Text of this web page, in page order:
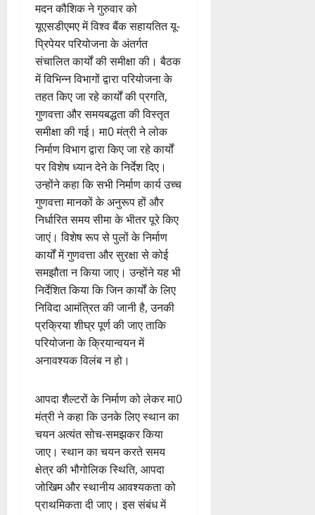
मदन कौशिक ने गुरुवार को
यूएसडीएमए में विश्व बैंक सहायतित यू-
प्रिपेयर परियोजना के अंतर्गत
संचालित कार्यों की समीक्षा की। बैठक
में विभिन्न विभागों द्वारा परियोजना के
तहत किए जा रहे कार्यों की प्रगति,
गुणवत्ता और समयबद्धता की विस्तृत
समीक्षा की गई। मा0 मंत्री ने लोक
निर्माण विभाग द्वारा किए जा रहे कार्यों
पर विशेष ध्यान देने के निर्देश दिए।
उन्होंने कहा कि सभी निर्माण कार्य उच्च
गुणवत्ता मानकों के अनुरूप हों और
निर्धारित समय सीमा के भीतर पूरे किए
जाएं। विशेष रूप से पुलों के निर्माण
कार्यों में गुणवत्ता और सुरक्षा से कोई
समझौता न किया जाए। उन्होंने यह भी
निर्देशित किया कि जिन कार्यों के लिए
निविदा आमंत्रित की जानी है, उनकी
प्रक्रिया शीघ्र पूर्ण की जाए ताकि
परियोजना के क्रियान्वयन में
अनावश्यक विलंब न हो।
आपदा शैल्टरों के निर्माण को लेकर मा0
मंत्री ने कहा कि उनके लिए स्थान का
चयन अत्यंत सोच-समझकर किया
जाए। स्थान का चयन करते समय
क्षेत्र की भौगोलिक स्थिति, आपदा
जोखिम और स्थानीय आवश्यकता को
प्राथमिकता दी जाए। इस संबंध में